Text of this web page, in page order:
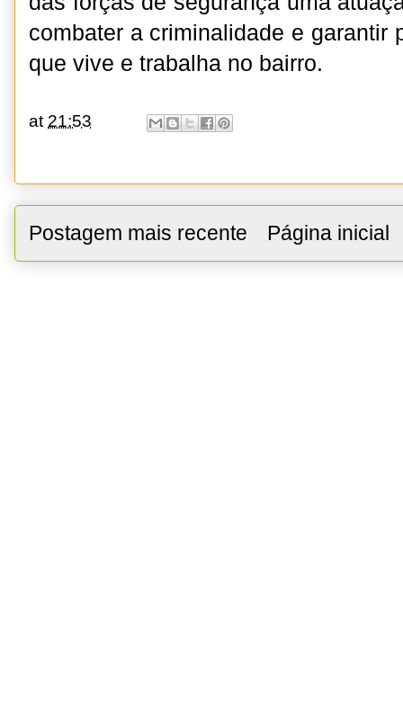
combater a criminalidade e garantir
que vive e trabalha no bairro.
at 21:53
Postagem mais recente Página inicial